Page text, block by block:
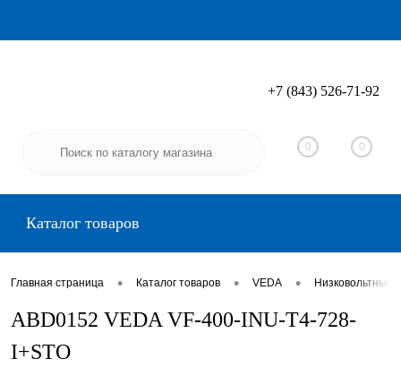
Вход Регистрация
+7 (843) 526-71-92
0 0
Каталог товаров
Главная страница • Каталог товаров • VEDA •
ABD0152 VEDA VF-400-INU-T4-728-
I+STO